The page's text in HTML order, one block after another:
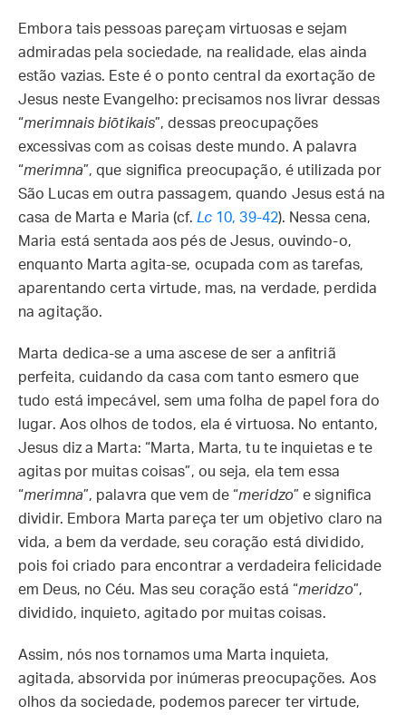
Embora tais pessoas pareçam virtuosas e sejam
admiradas pela sociedade, na realidade, elas ainda
estão vazias. Este é o ponto central da exortação de
Jesus neste Evangelho: precisamos nos livrar dessas
“merimnais biōtikais”, dessas preocupações
excessivas com as coisas deste mundo. A palavra
“merimna”, que significa preocupação, é utilizada por
São Lucas em outra passagem, quando Jesus está na
casa de Marta e Maria (cf. Lc10, 39-42). Nessa cena,
Maria está sentada aos pés de Jesus, ouvindo-o,
enquanto Marta agita-se, ocupada com as tarefas,
aparentando certa virtude, mas, na verdade, perdida
na agitação.
Marta dedica-se a uma ascese de ser a anfitriã
perfeita, cuidando da casa com tanto esmero que
tudo está impecável, sem uma folha de papel fora do
lugar. Aos olhos de todos, ela é virtuosa. No entanto,
Jesus diz a Marta: “Marta, Marta, tu te inquietas e te
agitas por muitas coisas”, ou seja, ela tem essa
“merimna”, palavra que vem de “meridzo” e significa
dividir. Embora Marta pareça ter um objetivo claro na
vida, a bem da verdade, seu coração está dividido,
pois foi criado para encontrar a verdadeira felicidade
em Deus, no Céu. Mas seu coração está “meridzo”,
dividido, inquieto, agitado por muitas coisas.
Assim, nós nos tornamos uma Marta inquieta,
agitada, absorvida por inúmeras preocupações. Aos
olhos da sociedade, podemos parecer ter virtude,